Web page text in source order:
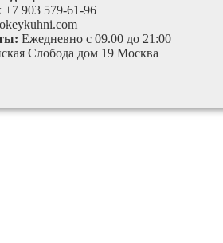
+7 903 579-61-96
Ежедневно с 09.00 до 21:00
Слобода дом 19 Москва